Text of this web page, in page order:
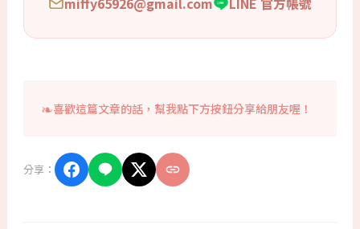
喜歡這篇文章的話，幫我點下方按鈕分享給朋友喔！
分享：